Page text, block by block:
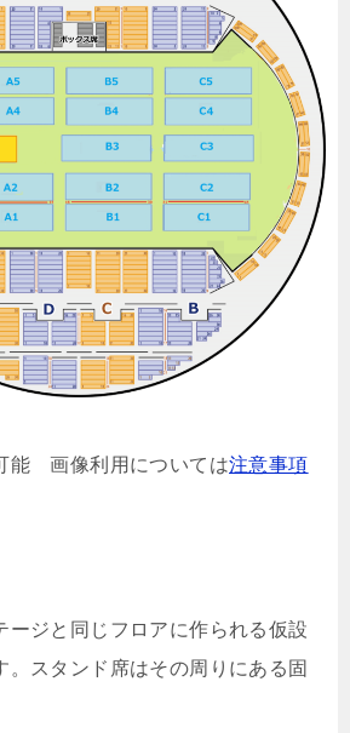
能 画像利用については注意事項
ージと同じフロアに作られる仮設
。スタンド席はその周りにある固